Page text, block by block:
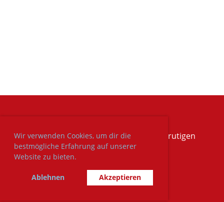
Wir verwenden Cookies, um dir die
bestmögliche Erfahrung auf unserer
Website zu bieten.
Ablehnen Akzeptieren
© MFG-Frutigen - Modellfluggruppe Frutigen